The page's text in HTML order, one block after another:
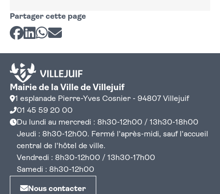
Partager cette page
Partager sur Facebook
Partager sur LinkedIn
Partager sur Whatsapp
Partager par courriel
Mairie de la Ville de Villejuif
1 esplanade Pierre-Yves Cosnier - 94807 Villejuif
01 45 59 20 00
Du lundi au mercredi : 8h30-12h00 / 13h30-18h00
Jeudi : 8h30-12h00. Fermé l'après-midi, sauf l'accueil
central de l'hôtel de ville.
Vendredi : 8h30-12h00 / 13h30-17h00
Samedi : 8h30-12h00
Nous contacter